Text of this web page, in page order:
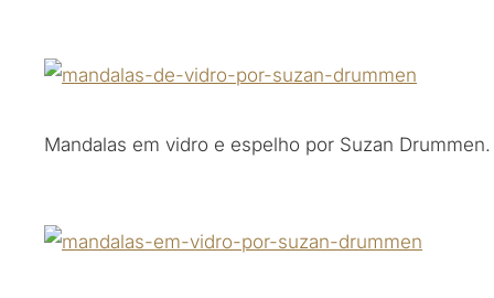
Mandalas em vidro e espelho por Suzan Drummen.